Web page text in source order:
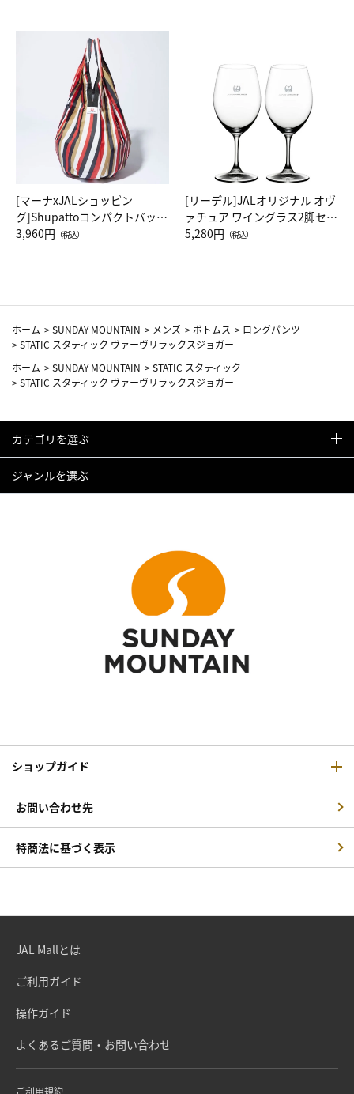
[マーナxJALショッピン
グ]Shupattoコンパクトバッグ
Drop JAL客室乗務員（LC）ス
3,960円 （税込）
[リーデル]JALオリジナル オヴ
ァチュア ワイングラス2脚セッ
ト（レッドワイン）
5,280円 （税込）
ホーム >SUNDAY MOUNTAIN > メンズ > ボトムス > ロングパンツ
>STATIC スタティック ヴァーヴリラックスジョガー
ホーム >SUNDAY MOUNTAIN >STATIC スタティック
>STATIC スタティック ヴァーヴリラックスジョガー
カテゴリを選ぶ
ジャンルを選ぶ
ショップガイド
お問い合わせ先
特商法に基づく表示
JAL Mallとは
ご利用ガイド
操作ガイド
よくあるご質問・お問い合わせ